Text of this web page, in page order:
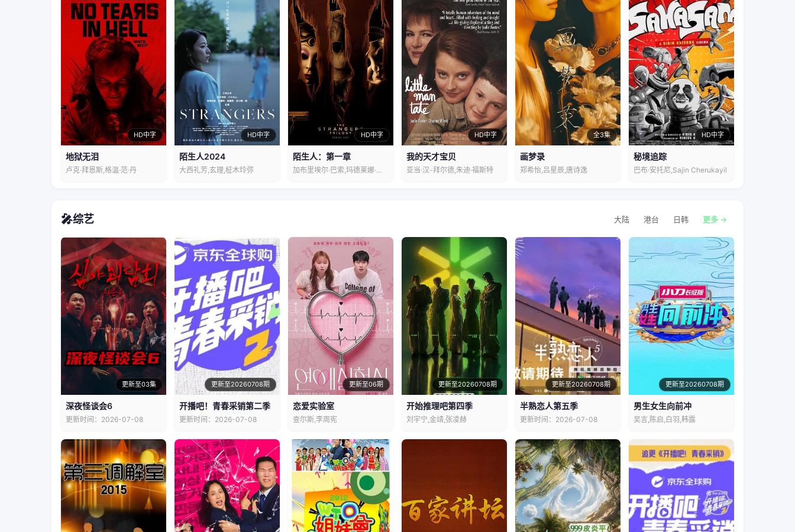
HD中字
地狱无泪
卢克·拜恩斯,格温·范·丹
HD中字
陌生人2024
大西礼芳,玄理,柾木玲弥
HD中字
陌生人：第一章
加布里埃尔·巴索,玛德莱娜·佩切
HD中字
我的天才宝贝
亚当·汉-拜尔德,朱迪·福斯特
全3集
画梦录
郑希怡,吕星辰,唐诗逸
HD中字
秘境追踪
巴布·安托尼,Sajin Cherukayil
🎤综艺 大陆 港台 日韩 更多 →
更新至03集
深夜怪谈会6
更新时间：2026-07-08
更新至20260708期
开播吧！青春采销第二季
更新时间：2026-07-08
更新至06期
恋爱实验室
查尔斯,李周宪
更新至20260708期
开始推理吧第四季
刘宇宁,金靖,张凌赫
更新至20260708期
半熟恋人第五季
更新时间：2026-07-08
更新至20260708期
男生女生向前冲
吴言,陈启,白羽,韩露